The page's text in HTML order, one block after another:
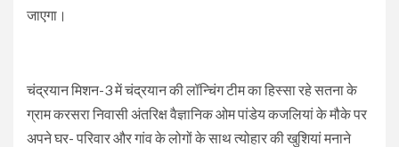
जाएगा।
चंद्रयान मिशन-3 में चंद्रयान की लॉन्चिंग टीम का हिस्सा रहे सतना के
ग्राम करसरा निवासी अंतरिक्ष वैज्ञानिक ओम पांडेय कजलियां के मौके पर
अपने घर- परिवार और गांव के लोगों के साथ त्योहार की खुशियां मनाने